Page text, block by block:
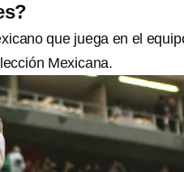
que juega en el
Mexicana.